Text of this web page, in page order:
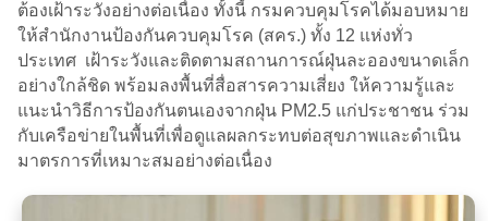
ต้องเฝ้าระวังอย่างต่อเนื่อง ทั้งนี้ กรมควบคุมโรคได้มอบหมาย
ให้สำนักงานป้องกันควบคุมโรค (สคร.) ทั้ง 12 แห่งทั่ว
ประเทศ เฝ้าระวังและติดตามสถานการณ์ฝุ่นละอองขนาดเล็ก
อย่างใกล้ชิด พร้อมลงพื้นที่สื่อสารความเสี่ยง ให้ความรู้และ
แนะนำวิธีการป้องกันตนเองจากฝุ่น PM2.5 แก่ประชาชน ร่วม
กับเครือข่ายในพื้นที่เพื่อดูแลผลกระทบต่อสุขภาพและดำเนิน
มาตรการที่เหมาะสมอย่างต่อเนื่อง